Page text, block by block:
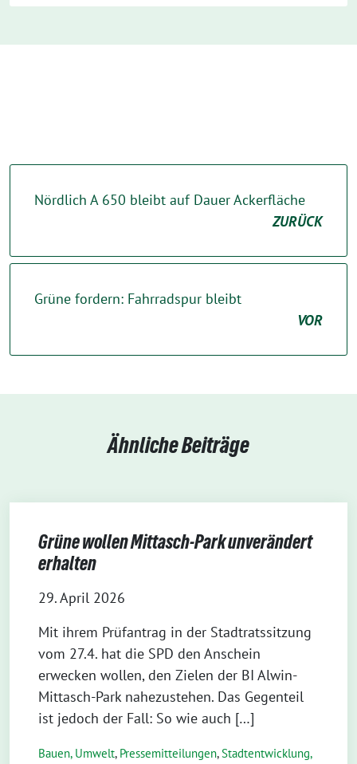
Nördlich A 650 bleibt auf Dauer Ackerfläche
ZURÜCK
Grüne fordern: Fahrradspur bleibt
VOR
Ähnliche Beiträge
Grüne wollen Mittasch-Park unverändert
erhalten
29. April 2026
Mit ihrem Prüfantrag in der Stadtratssitzung
vom 27.4. hat die SPD den Anschein
erwecken wollen, den Zielen der BI Alwin-
Mittasch-Park nahezustehen. Das Gegenteil
ist jedoch der Fall: So wie auch […]
Bauen, Umwelt, Pressemitteilungen,Stadtentwicklung,